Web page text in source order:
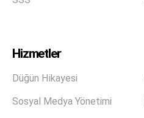
Hizmetler
Düğün Hikayesi
Sosyal Medya Yönetimi